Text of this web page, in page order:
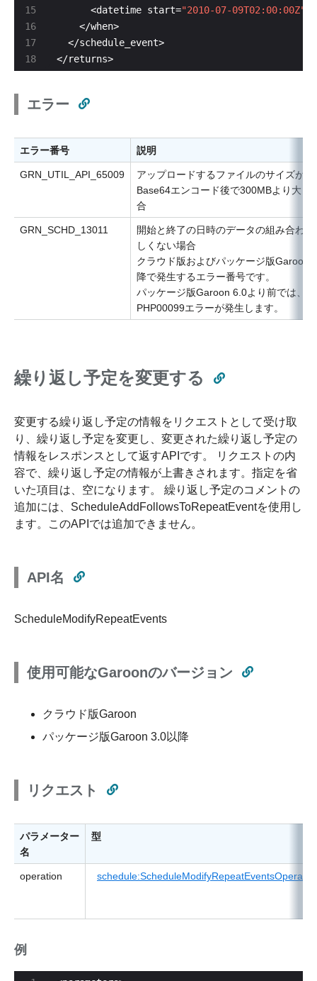
15
16
17
18
      <datetime start=
"2010-07-09T02:00:00Z"
</returns>
エラー
エラー番号 説明
GRN_UTIL_API_65009
アップロードするファイルのサイズが、
Base64エンコード後で300MBより大き
合
GRN_SCHD_13011
開始と終了の日時のデータの組み合わ
しくない場合
クラウド版およびパッケージ版Garoon
降で発生するエラー番号です。
パッケージ版Garoon 6.0より前では、
PHP00099エラーが発生します。
繰り返し予定を変更する
変更する繰り返し予定の情報をリクエストとして受け取
り、繰り返し予定を変更し、変更された繰り返し予定の
情報をレスポンスとして返すAPIです。 リクエストの内
容で、繰り返し予定の情報が上書きされます。指定を省
いた項目は、空になります。 繰り返し予定のコメントの
追加には、ScheduleAddFollowsToRepeatEventを使用し
ます。このAPIでは追加できません。
API名
ScheduleModifyRepeatEvents
使用可能なGaroonのバージョン
クラウド版Garoon
パッケージ版Garoon 3.0以降
リクエスト
パラメーター
名
型
operation
例